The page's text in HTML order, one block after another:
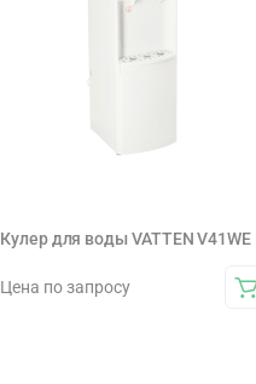
Кулер для воды VATTEN V41WE
Цена по запросу